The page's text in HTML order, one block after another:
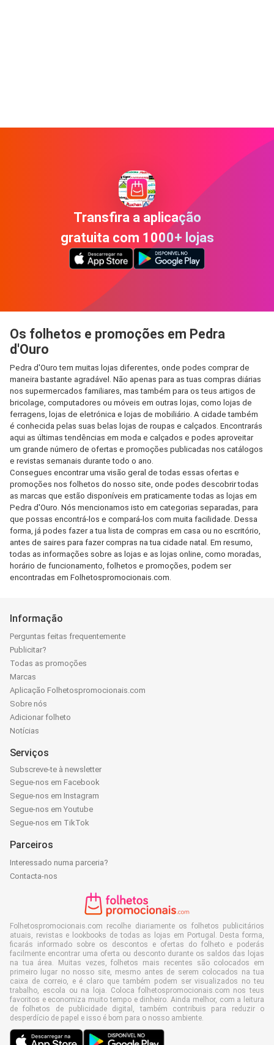
Transfira a aplicação
gratuita com 1000+ lojas
Os folhetos e promoções em Pedra
d'Ouro
Pedra d'Ouro tem muitas lojas diferentes, onde podes comprar de
maneira bastante agradável. Não apenas para as tuas compras diárias
nos supermercados familiares, mas também para os teus artigos de
bricolage, computadores ou móveis em outras lojas, como lojas de
ferragens, lojas de eletrónica e lojas de mobiliário. A cidade também
é conhecida pelas suas belas lojas de roupas e calçados. Encontrarás
aqui as últimas tendências em moda e calçados e podes aproveitar
um grande número de ofertas e promoções publicadas nos catálogos
e revistas semanais durante todo o ano.
Consegues encontrar uma visão geral de todas essas ofertas e
promoções nos folhetos do nosso site, onde podes descobrir todas
as marcas que estão disponíveis em praticamente todas as lojas em
Pedra d'Ouro. Nós mencionamos isto em categorias separadas, para
que possas encontrá-los e compará-los com muita facilidade. Dessa
forma, já podes fazer a tua lista de compras em casa ou no escritório,
antes de saires para fazer compras na tua cidade natal. Em resumo,
todas as informações sobre as lojas e as lojas online, como moradas,
horário de funcionamento, folhetos e promoções, podem ser
encontradas em Folhetospromocionais.com.
Informação
Perguntas feitas frequentemente
Publicitar?
Todas as promoções
Marcas
Aplicação Folhetospromocionais.com
Sobre nós
Adicionar folheto
Notícias
Serviços
Subscreve-te à newsletter
Segue-nos em Facebook
Segue-nos em Instagram
Segue-nos em Youtube
Segue-nos em TikTok
Parceiros
Interessado numa parceria?
Contacta-nos
Folhetospromocionais.com recolhe diariamente os folhetos publicitários
atuais, revistas e lookbooks de todas as lojas em Portugal. Desta forma,
ficarás informado sobre os descontos e ofertas do folheto e poderás
facilmente encontrar uma oferta ou desconto durante os saldos das lojas
na tua área. Muitas vezes, folhetos mais recentes são colocados em
primeiro lugar no nosso site, mesmo antes de serem colocados na tua
caixa de correio, e é claro que também podem ser visualizados no teu
trabalho, escola ou na loja. Coloca folhetospromocionais.com nos teus
favoritos e economiza muito tempo e dinheiro. Ainda melhor, com a leitura
de folhetos de publicidade digital, também contribuis para reduzir o
desperdício de papel e isso é bom para o nosso ambiente.